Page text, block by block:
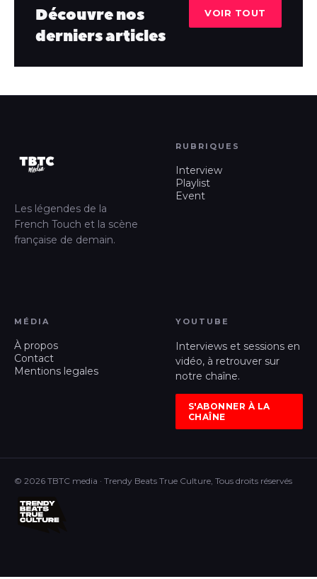
Découvre nos
derniers articles
VOIR TOUT
Les légendes de la
French Touch et la scène
française de demain.
RUBRIQUES
Interview
Playlist
Event
MÉDIA
À propos
Contact
Mentions legales
YOUTUBE
Interviews et sessions en
vidéo, à retrouver sur
notre chaîne.
S'ABONNER À LA
CHAÎNE
© 2026 TBTC media · Trendy Beats True Culture, Tous droits réservés